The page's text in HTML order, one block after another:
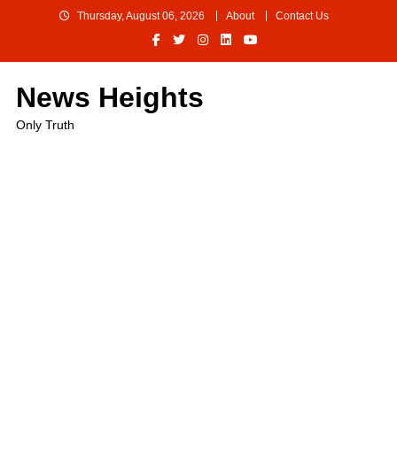
Thursday, August 06, 2026 About Contact Us
News Heights
Only Truth